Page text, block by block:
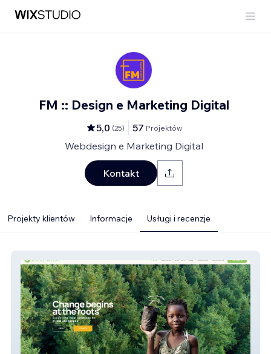
FM :: Design e Marketing Digital
5,0 (25) 57 Projektów
Webdesign e Marketing Digital
Kontakt
Projekty klientów Informacje Usługi i recenzje